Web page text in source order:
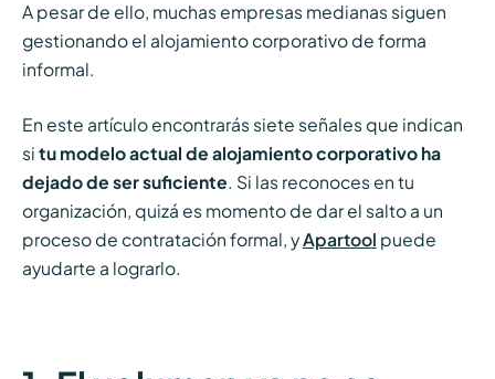
A pesar de ello, muchas empresas medianas siguen
gestionando el alojamiento corporativo de forma
informal.
En este artículo encontrarás siete señales que indican
si tu modelo actual de alojamiento corporativo ha
dejado de ser suficiente. Si las reconoces en tu
organización, quizá es momento de dar el salto a un
proceso de contratación formal, yApartool puede
ayudarte a lograrlo.